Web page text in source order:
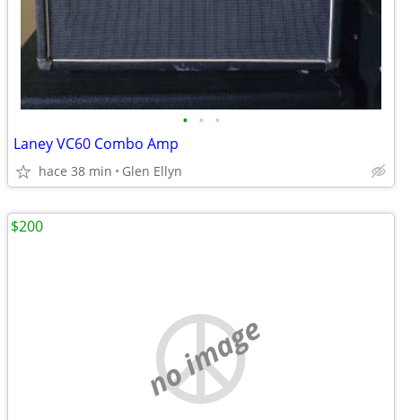
• • •
Laney VC60 Combo Amp
hace 38 min Glen Ellyn
no image
$200